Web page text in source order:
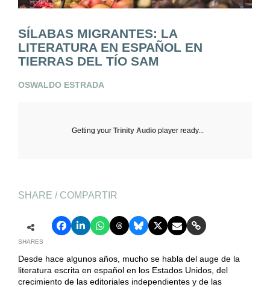
SÍLABAS MIGRANTES: LA
LITERATURA EN ESPAÑOL EN
TIERRAS DEL TÍO SAM
OSWALDO ESTRADA
Getting yourTrinity Audio player ready...
SHARE / COMPARTIR
SHARES
Desde hace algunos años, mucho se habla del auge de la
literatura escrita en español en los Estados Unidos, del
crecimiento de las editoriales independientes y de las